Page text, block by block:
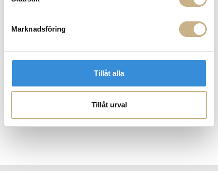
Marknadsföring
Tillåt alla
Tillåt urval
Fler varianter I lager Fler varianter I lager
Knoll